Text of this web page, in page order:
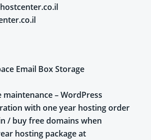
Email Box Storage
– WordPress
with one year hosting order
/ buy free domains when
hosting package at